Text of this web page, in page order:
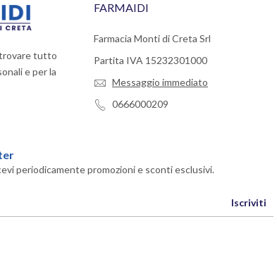
trovare tutto
e per la
FARMAIDI
Farmacia Monti di Creta Srl
Partita IVA 15232301000
Messaggio immediato
0666000209
periodicamente promozioni e sconti esclusivi.
Iscriviti